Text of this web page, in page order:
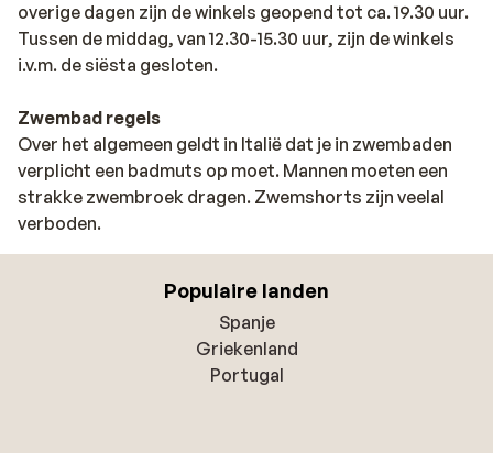
overige dagen zijn de winkels geopend tot ca. 19.30 uur.
Tussen de middag, van 12.30-15.30 uur, zijn de winkels
i.v.m. de siësta gesloten.
Zwembad regels
Over het algemeen geldt in Italië dat je in zwembaden
verplicht een badmuts op moet. Mannen moeten een
strakke zwembroek dragen. Zwemshorts zijn veelal
verboden.
Populaire landen
Spanje
Griekenland
Portugal